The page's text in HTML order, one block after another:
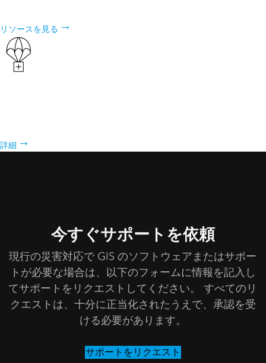
リソースを見る
詳細
今すぐサポートを依頼
現行の災害対応で GIS のソフトウェアまたはサポー
トが必要な場合は、以下のフォームに情報を記入し
てサポートをリクエストしてください。 すべてのリ
クエストは、十分に正当化されたうえで、承認を受
ける必要があります。
サポートをリクエスト